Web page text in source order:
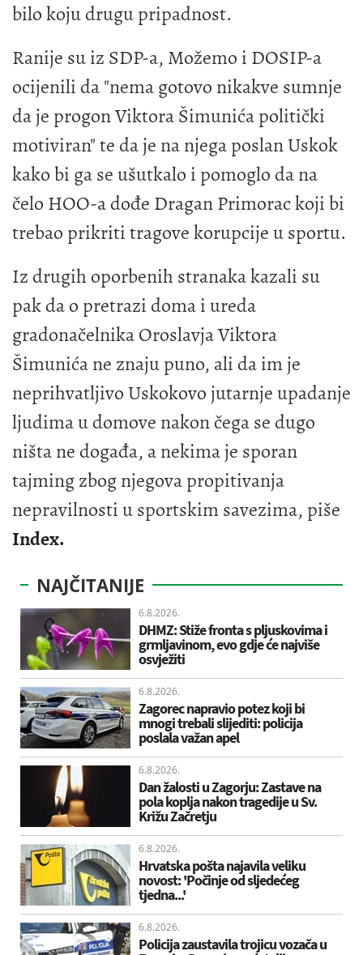
bilo koju drugu pripadnost.
Ranije su iz SDP-a, Možemo i DOSIP-a
ocijenili da "nema gotovo nikakve sumnje
da je progon Viktora Šimunića politički
motiviran" te da je na njega poslan Uskok
kako bi ga se ušutkalo i pomoglo da na
čelo HOO-a dođe Dragan Primorac koji bi
trebao prikriti tragove korupcije u sportu.
Iz drugih oporbenih stranaka kazali su
pak da o pretrazi doma i ureda
gradonačelnika Oroslavja Viktora
Šimunića ne znaju puno, ali da im je
neprihvatljivo Uskokovo jutarnje upadanje
ljudima u domove nakon čega se dugo
ništa ne događa, a nekima je sporan
tajming zbog njegova propitivanja
nepravilnosti u sportskim savezima, piše
Index.
NAJČITANIJE
6.8.2026.
DHMZ: Stiže fronta s pljuskovima i
grmljavinom, evo gdje će najviše
osvježiti
6.8.2026.
Zagorec napravio potez koji bi
mnogi trebali slijediti: policija
poslala važan apel
6.8.2026.
Dan žalosti u Zagorju: Zastave na
pola koplja nakon tragedije u Sv.
Križu Začretju
6.8.2026.
Hrvatska pošta najavila veliku
novost: 'Počinje od sljedećeg
tjedna...'
6.8.2026.
Policija zaustavila trojicu vozača u